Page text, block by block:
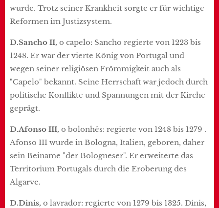
wurde. Trotz seiner Krankheit sorgte er für wichtige
Reformen im Justizsystem.
D.Sancho II, o capelo: Sancho regierte von 1223 bis
1248. Er war der vierte König von Portugal und
wegen seiner religiösen Frömmigkeit auch als
"Capelo" bekannt. Seine Herrschaft war jedoch durch
politische Konflikte und Spannungen mit der Kirche
geprägt.
D.Afonso III, o bolonhês: regierte von 1248 bis 1279 .
Afonso III wurde in Bologna, Italien, geboren, daher
sein Beiname "der Bologneser". Er erweiterte das
Territorium Portugals durch die Eroberung des
Algarve.
D.Dinis, o lavrador: regierte von 1279 bis 1325. Dinis,